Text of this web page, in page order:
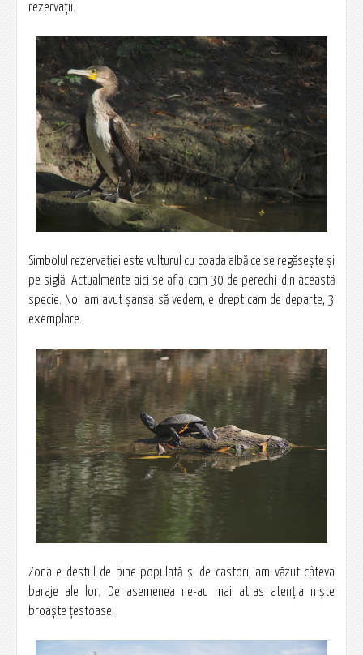
rezervaţii.
Simbolul rezervaţiei este vulturul cu coada albă ce se regăseşte şi
pe siglă. Actualmente aici se afla cam 30 de perechi din această
specie. Noi am avut şansa să vedem, e drept cam de departe, 3
exemplare.
Zona e destul de bine populată şi de castori, am văzut câteva
baraje ale lor. De asemenea ne-au mai atras atenţia nişte
broaşte ţestoase.